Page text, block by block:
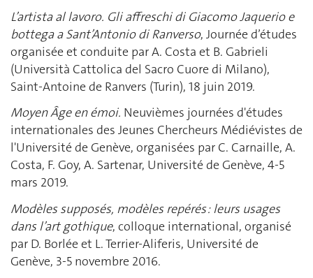
L’artista al lavoro. Gli affreschi di Giacomo Jaquerio e
bottega a Sant’Antonio di Ranverso, Journée d’études
organisée et conduite par A. Costa et B. Gabrieli
(Università Cattolica del Sacro Cuore di Milano),
Saint-Antoine de Ranvers (Turin), 18 juin 2019.
Moyen Âge en émoi. Neuvièmes journées d'études
internationales des Jeunes Chercheurs Médiévistes de
l'Université de Genève, organisées par C. Carnaille, A.
Costa, F. Goy, A. Sartenar, Université de Genève, 4-5
mars 2019.
Modèles supposés, modèles repérés : leurs usages
dans l’art gothique, colloque international, organisé
par D. Borlée et L. Terrier-Aliferis, Université de
Genève, 3-5 novembre 2016.